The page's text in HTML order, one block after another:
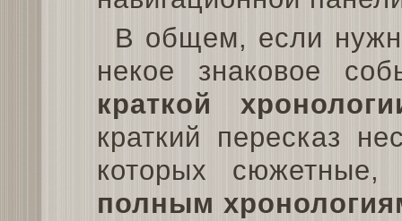
В общем, если
некое знаковое
краткой
краткий пересказ
которых
полным